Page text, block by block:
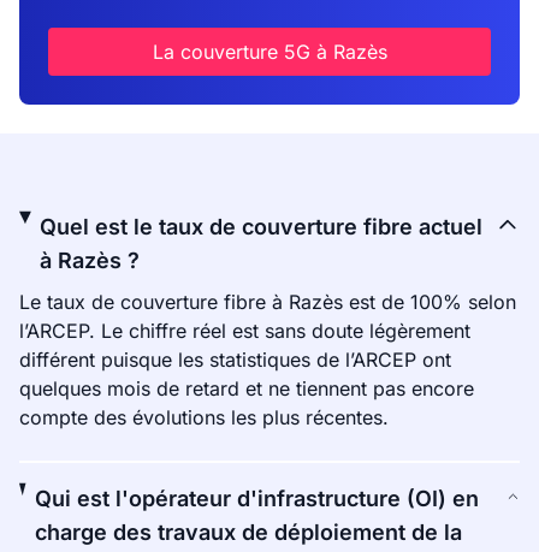
La couverture 5G à Razès
Quel est le taux de couverture fibre actuel
à Razès ?
Le taux de couverture fibre à Razès est de 100% selon
l’ARCEP. Le chiffre réel est sans doute légèrement
différent puisque les statistiques de l’ARCEP ont
quelques mois de retard et ne tiennent pas encore
compte des évolutions les plus récentes.
Qui est l'opérateur d'infrastructure (OI) en
charge des travaux de déploiement de la